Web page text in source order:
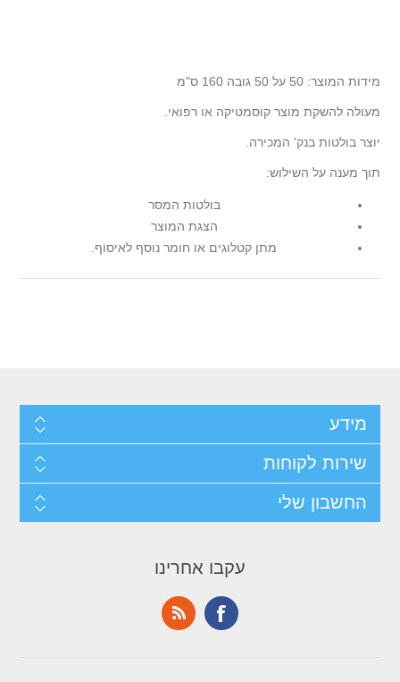
מידות המוצר: 50 על 50 גובה 160 ס"מ
מעולה להשקת מוצר קוסמטיקה או רפואי.
יוצר בולטות בנק' המכירה.
תוך מענה על השילוש:
בולטות המסר
הצגת המוצר
מתן קטלוגים או חומר נוסף לאיסוף.
מידע
שירות לקוחות
החשבון שלי
עקבו אחרינו